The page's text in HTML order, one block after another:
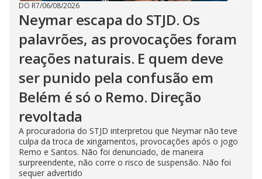
DO R7/06/08/2026
Neymar escapa do STJD. Os
palavrões, as provocações foram
reações naturais. E quem deve
ser punido pela confusão em
Belém é só o Remo. Direção
revoltada
A procuradoria do STJD interpretou que Neymar não teve
culpa da troca de xingamentos, provocações após o jogo
Remo e Santos. Não foi denunciado, de maneira
surpreendente, não corre o risco de suspensão. Não foi
sequer advertido